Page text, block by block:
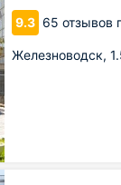
9.3 65 отзывов
Железноводск,